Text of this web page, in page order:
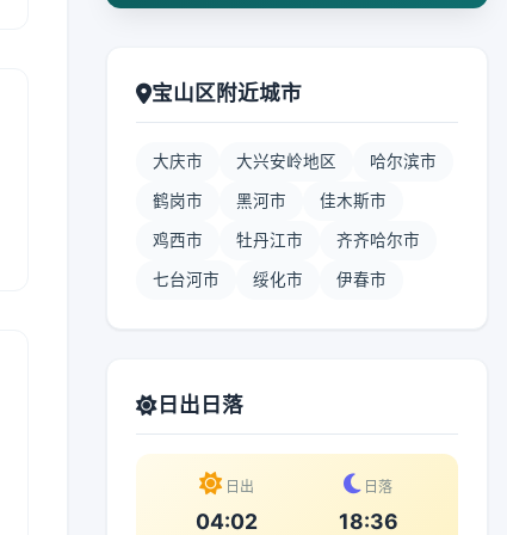
宝山区附近城市
大庆市 大兴安岭地区 哈尔滨市
鹤岗市 黑河市 佳木斯市
鸡西市 牡丹江市 齐齐哈尔市
七台河市 绥化市 伊春市
日出日落
日出
04:02
日落
18:36